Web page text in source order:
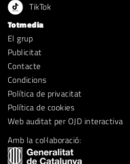
TikTok
Totmedia
El grup
Publicitat
Contacte
Condicions
Política de privacitat
Política de cookies
Web auditat per OJD interactiva
Amb la col·laboració: